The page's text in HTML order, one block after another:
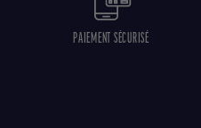
PAIEMENT SÉCURISÉ